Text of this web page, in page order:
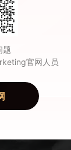
题
官网人员